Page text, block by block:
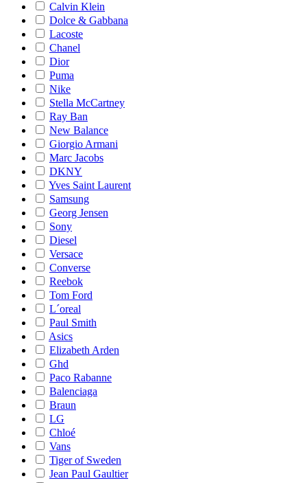
Calvin Klein
Dolce & Gabbana
Lacoste
Chanel
Dior
Puma
Nike
Stella McCartney
Ray Ban
New Balance
Giorgio Armani
Marc Jacobs
DKNY
Yves Saint Laurent
Samsung
Georg Jensen
Sony
Diesel
Versace
Converse
Reebok
Tom Ford
L´oreal
Paul Smith
Asics
Elizabeth Arden
Ghd
Paco Rabanne
Balenciaga
Braun
LG
Chloé
Vans
Tiger of Sweden
Jean Paul Gaultier